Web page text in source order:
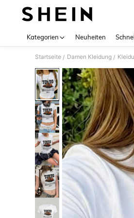
Kategorien Neuheiten
Startseite / Damen Kleidung /